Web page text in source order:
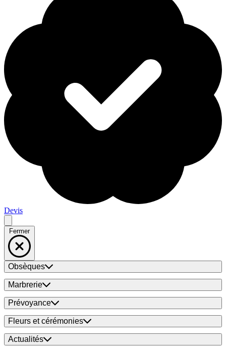
Devis
Fermer
Obsèques
Marbrerie
Prévoyance
Fleurs et cérémonies
Actualités